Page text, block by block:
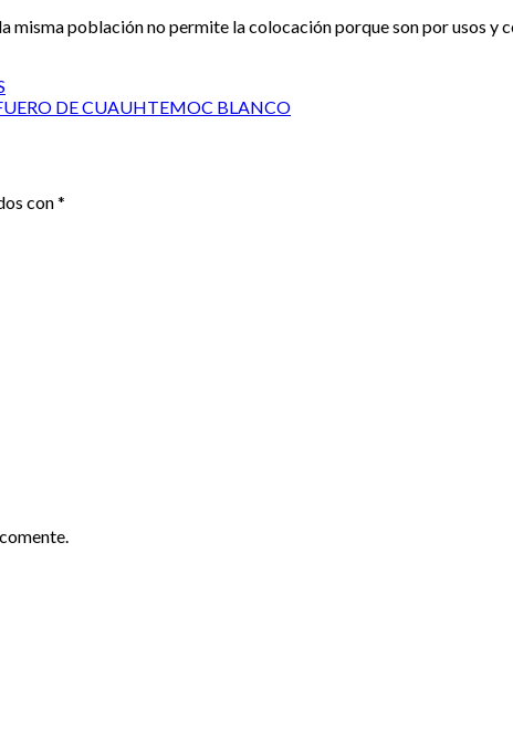
misma población no permite la colocación porque son por usos y
DE CUAUHTEMOC BLANCO
con*